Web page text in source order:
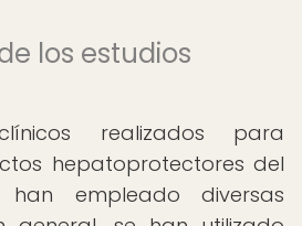
los estudios
realizados para
hepatoprotectores del
empleado diversas